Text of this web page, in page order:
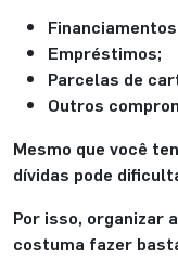
Empréstimos;
Parcelas de
Outros
Mesmo que você
dívidas pode
Por isso, organizar
costuma fazer